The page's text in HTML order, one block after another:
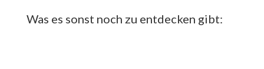
Was es sonst noch zu entdecken gibt: